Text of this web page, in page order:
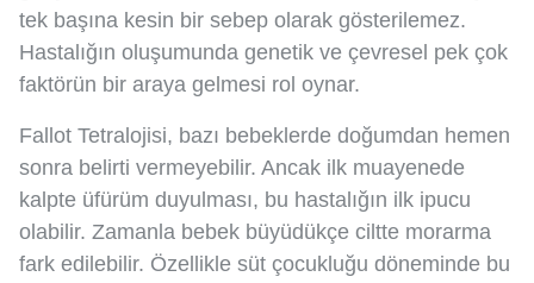
tek başına kesin bir sebep olarak gösterilemez.
Hastalığın oluşumunda genetik ve çevresel pek çok
faktörün bir araya gelmesi rol oynar.
Fallot Tetralojisi, bazı bebeklerde doğumdan hemen
sonra belirti vermeyebilir. Ancak ilk muayenede
kalpte üfürüm duyulması, bu hastalığın ilk ipucu
olabilir. Zamanla bebek büyüdükçe ciltte morarma
fark edilebilir. Özellikle süt çocukluğu döneminde bu